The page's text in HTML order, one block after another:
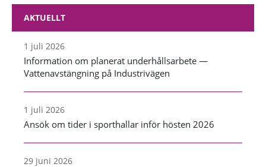
AKTUELLT
1 juli 2026
Information om planerat underhållsarbete —
Vattenavstängning på Industrivägen
1 juli 2026
Ansök om tider i sporthallar inför hösten 2026
29 juni 2026